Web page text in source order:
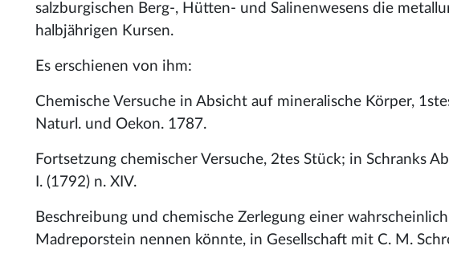
salzburgischen Berg-, Hütten- und Salinenwesens die
halbjährigen Kursen.
Es erschienen von ihm:
Chemische Versuche in Absicht auf mineralische Körper,
Naturl. und Oekon. 1787.
Fortsetzung chemischer Versuche, 2tes Stück; in Schranks
I. (1792) n. XIV.
Beschreibung und chemische Zerlegung einer
Madreporstein nennen könnte, in Gesellschaft mit C. M.